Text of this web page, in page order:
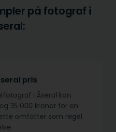
på fotograf i
pris
i Åseral kan
35 000 kroner for en
omfatter som regel